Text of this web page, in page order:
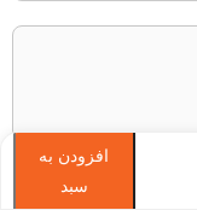
افزودن به
سبد